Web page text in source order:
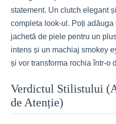
statement. Un clutch elegant
completa look-ul. Poți
jachetă de piele pentru un
intens și un machiaj smokey
și vor transforma rochia într-o
Verdictul Stilistului
de Atenție)